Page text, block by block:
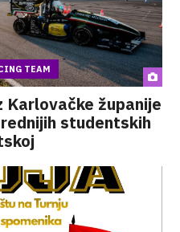
TEAM
županije
studentskih